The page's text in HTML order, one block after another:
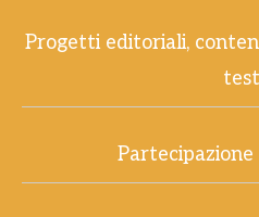
Progetti editoriali,